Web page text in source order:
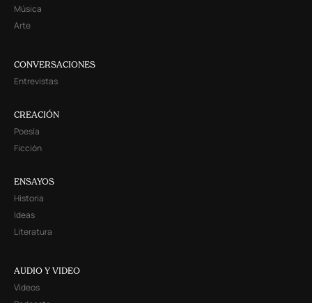
Música
Arte
CONVERSACIONES
Entrevistas
CREACIÓN
Poesía
Ficción
ENSAYOS
Historia
Ideas
Literatura
AUDIO Y VIDEO
Videos